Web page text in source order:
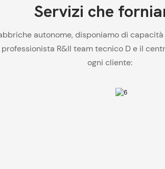
Servizi che
autonome, disponiamo di
R&Il team tecnico D e il
ogni cliente: